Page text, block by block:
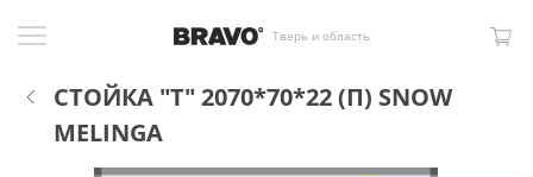
Тверь и область
СТОЙКА "Т" 2070*70*22 (П) SNOW
MELINGA